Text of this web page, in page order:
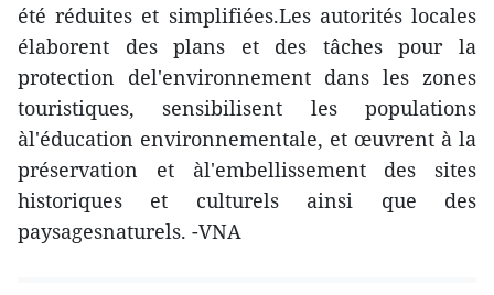
été réduites et simplifiées.Les autorités locales
élaborent des plans et des tâches pour la
protection del'environnement dans les zones
touristiques, sensibilisent les populations
àl'éducation environnementale, et œuvrent à la
préservation et àl'embellissement des sites
historiques et culturels ainsi que des
paysagesnaturels. -VNA